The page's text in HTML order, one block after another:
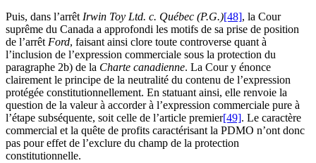
Puis, dans l’arrêt Irwin Toy Ltd. c. Québec (P.G.)[48], la Cour
suprême du Canada a approfondi les motifs de sa prise de position
de l’arrêt Ford, faisant ainsi clore toute controverse quant à
l’inclusion de l’expression commerciale sous la protection du
paragraphe 2b) de la Charte canadienne. La Cour y énonce
clairement le principe de la neutralité du contenu de l’expression
protégée constitutionnellement. En statuant ainsi, elle renvoie la
question de la valeur à accorder à l’expression commerciale pure à
l’étape subséquente, soit celle de l’article premier[49]. Le caractère
commercial et la quête de profits caractérisant la PDMO n’ont donc
pas pour effet de l’exclure du champ de la protection
constitutionnelle.